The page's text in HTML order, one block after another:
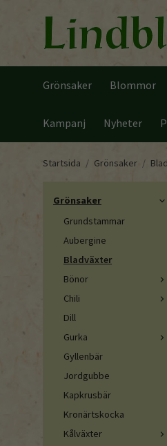
Grönsaker Blommor
Kampanj Nyheter
Startsida / Grönsaker /
Grönsaker
Grundstammar
Aubergine
Bladväxter
Bönor
Chili
Dill
Gurka
Gyllenbär
Jordgubbe
Kapkrusbär
Kronärtskocka
Kålväxter